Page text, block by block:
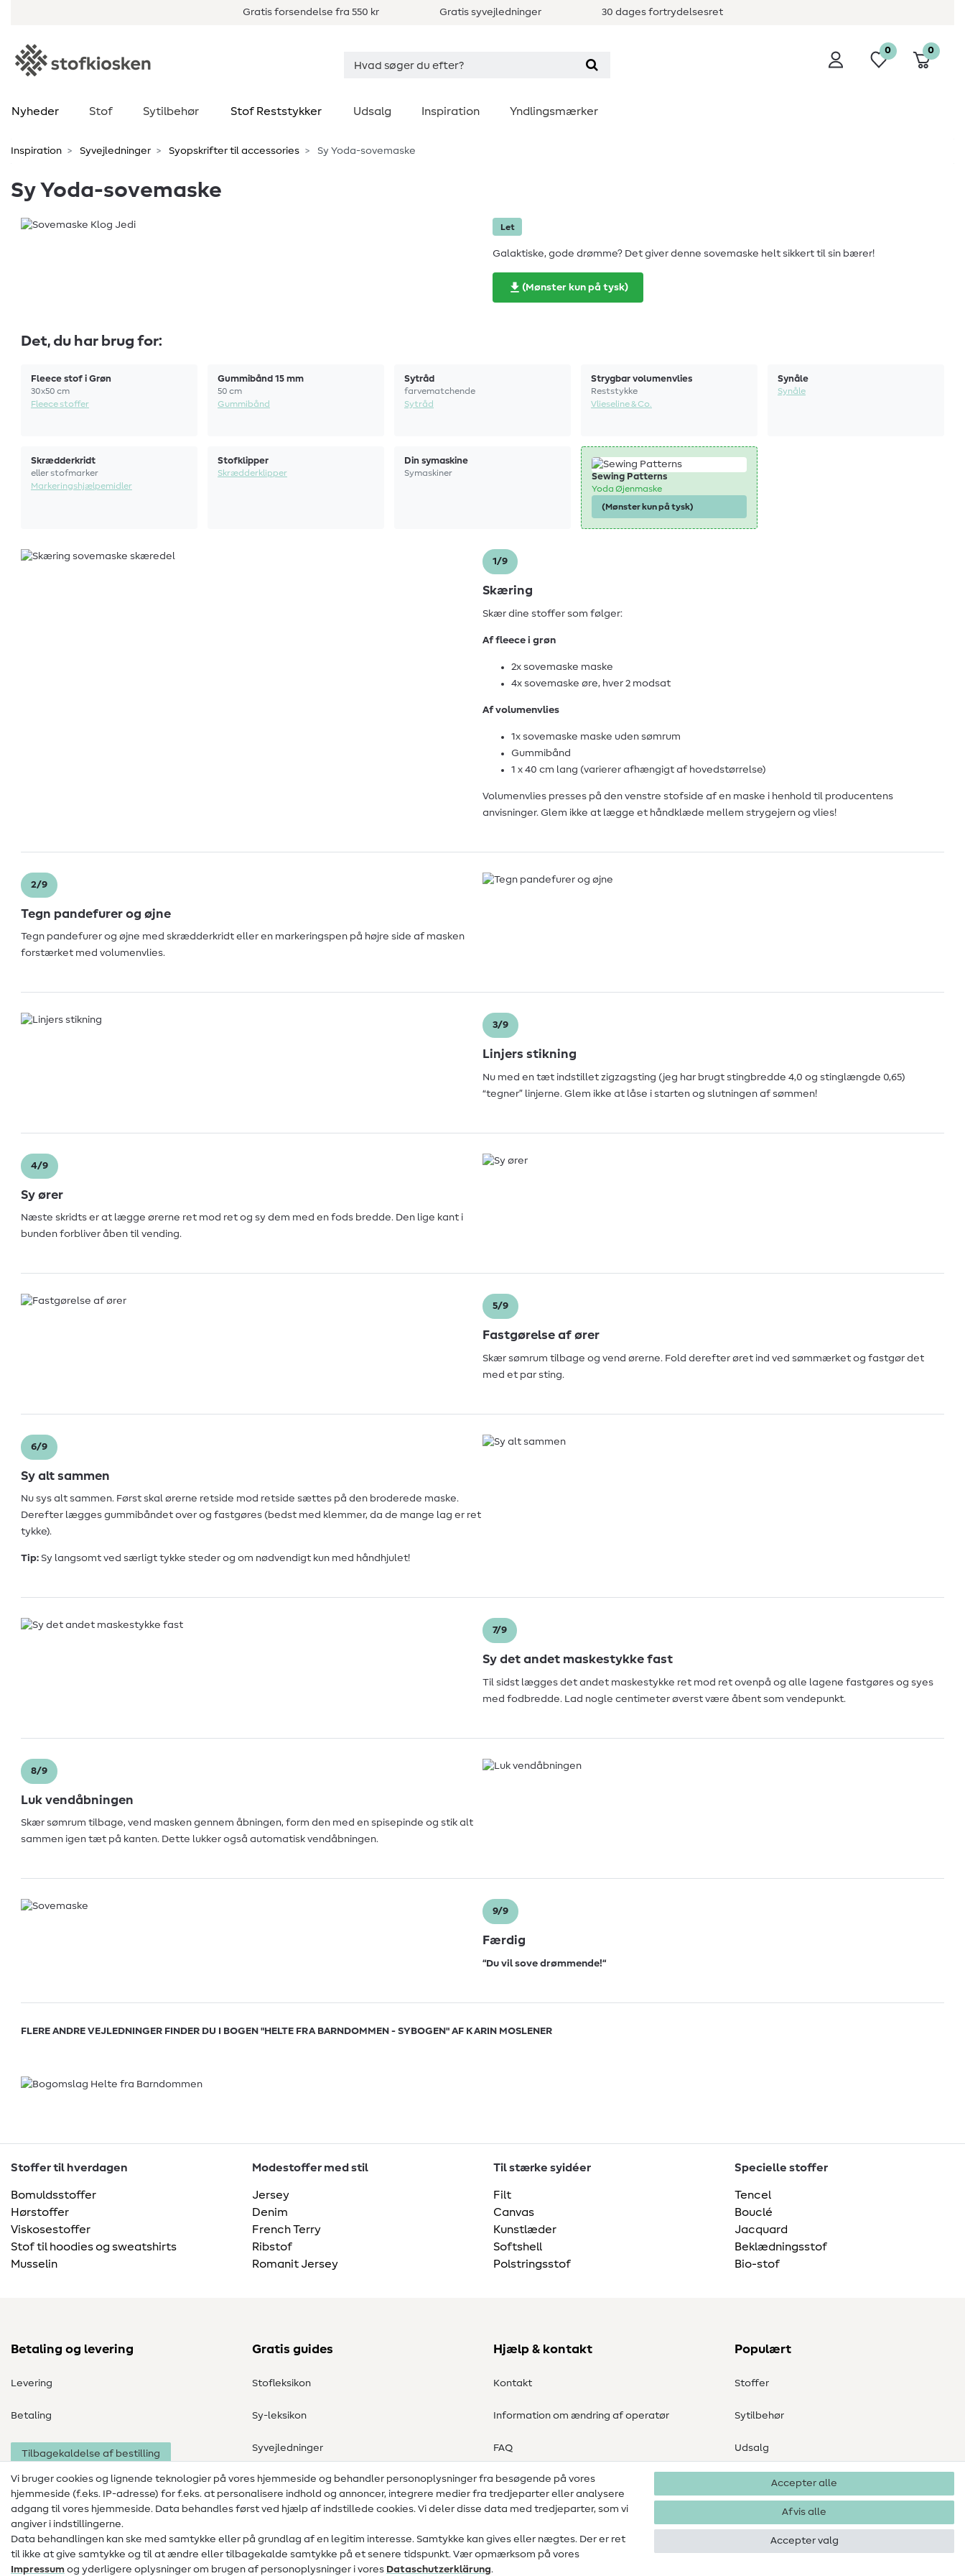
Gratis forsendelse fra 550 kr Gratis syvejledninger 30 dages fortrydelsesret
0 0
Nyheder Stof Sytilbehør Stof Reststykker Udsalg Inspiration Yndlingsmærker
Inspiration Syvejledninger Syopskrifter til accessories Sy Yoda-sovemaske
Sy Yoda-sovemaske
Let
Galaktiske, gode drømme? Det giver denne sovemaske helt sikkert til sin bærer!
(Mønster kun på tysk)
Det, du har brug for:
Fleece stof i Grøn
30x50 cm
Fleece stoffer
Gummibånd 15 mm
50 cm
Gummibånd
Sytråd
farvematchende
Sytråd
Strygbar volumenvlies
Reststykke
Vlieseline & Co.
Synåle
Synåle
Skrædderkridt
eller stofmarker
Markeringshjælpemidler
Stofklipper
Skrædderklipper
Din symaskine
Symaskiner Sewing Patterns
Yoda Øjenmaske
(Mønster kun på tysk)
1/9
Skæring
Skær dine stoffer som følger:
Af fleece i grøn
2x sovemaske maske
4x sovemaske øre, hver 2 modsat
Af volumenvlies
1x sovemaske maske uden sømrum
Gummibånd
1 x 40 cm lang (varierer afhængigt af hovedstørrelse)
Volumenvlies presses på den venstre stofside af en maske i henhold til producentens
anvisninger. Glem ikke at lægge et håndklæde mellem strygejern og vlies!
2/9
Tegn pandefurer og øjne
Tegn pandefurer og øjne med skrædderkridt eller en markeringspen på højre side af masken
forstærket med volumenvlies.
3/9
Linjers stikning
Nu med en tæt indstillet zigzagsting (jeg har brugt stingbredde 4,0 og stinglængde 0,65)
“tegner” linjerne. Glem ikke at låse i starten og slutningen af sømmen!
4/9
Sy ører
Næste skridts er at lægge ørerne ret mod ret og sy dem med en fods bredde. Den lige kant i
bunden forbliver åben til vending.
5/9
Fastgørelse af ører
Skær sømrum tilbage og vend ørerne. Fold derefter øret ind ved sømmærket og fastgør det
med et par sting.
6/9
Sy alt sammen
Nu sys alt sammen. Først skal ørerne retside mod retside sættes på den broderede maske.
Derefter lægges gummibåndet over og fastgøres (bedst med klemmer, da de mange lag er ret
tykke).
Tip: Sy langsomt ved særligt tykke steder og om nødvendigt kun med håndhjulet!
7/9
Sy det andet maskestykke fast
Til sidst lægges det andet maskestykke ret mod ret ovenpå og alle lagene fastgøres og syes
med fodbredde. Lad nogle centimeter øverst være åbent som vendepunkt.
8/9
Luk vendåbningen
Skær sømrum tilbage, vend masken gennem åbningen, form den med en spisepinde og stik alt
sammen igen tæt på kanten. Dette lukker også automatisk vendåbningen.
9/9
Færdig
“Du vil sove drømmende!“
FLERE ANDRE VEJLEDNINGER FINDER DU I BOGEN "HELTE FRA BARNDOMMEN - SYBOGEN" AF KARIN MOSLENER
Stoffer til hverdagen
Bomuldsstoffer
Hørstoffer
Viskosestoffer
Stof til hoodies og sweatshirts
Musselin
Modestoffer med stil
Jersey
Denim
French Terry
Ribstof
Romanit Jersey
Til stærke syidéer
Filt
Canvas
Kunstlæder
Softshell
Polstringsstof
Specielle stoffer
Tencel
Bouclé
Jacquard
Beklædningsstof
Bio-stof
Betaling og levering
Levering
Betaling
Tilbagekaldelse af bestilling
Gratis guides
Stofleksikon
Sy-leksikon
Syvejledninger
Hjælp & kontakt
Kontakt
Information om ændring af operatør
FAQ
Fortrydelsesret
Populært
Stoffer
Sytilbehør
Udsalg
Vi bruger cookies og lignende teknologier på vores hjemmeside og behandler personoplysninger fra besøgende på vores
hjemmeside (f.eks. IP-adresse) for f.eks. at personalisere indhold og annoncer, integrere medier fra tredjeparter eller analysere
adgang til vores hjemmeside. Data behandles først ved hjælp af indstillede cookies. Vi deler disse data med tredjeparter, som vi
angiver i indstillingerne.
Data behandlingen kan ske med samtykke eller på grundlag af en legitim interesse. Samtykke kan gives eller nægtes. Der er ret
til ikke at give samtykke og til at ændre eller tilbagekalde samtykke på et senere tidspunkt. Vær opmærksom på vores
Impressum og yderligere oplysninger om brugen af personoplysninger i vores Data­schutz­erklärung.
Accepter alle
Afvis alle
Accepter valg